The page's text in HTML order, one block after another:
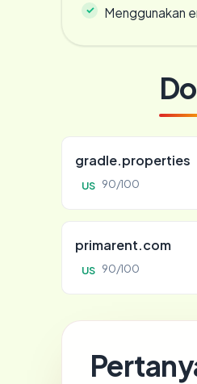
Menggunakan
gradle.properties
US 90/100
primarent.com
US 90/100